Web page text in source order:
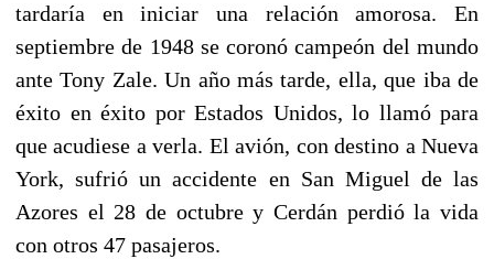
tardaría en iniciar una relación amorosa. En
septiembre de 1948 se coronó campeón del mundo
ante Tony Zale. Un año más tarde, ella, que iba de
éxito en éxito por Estados Unidos, lo llamó para
que acudiese a verla. El avión, con destino a Nueva
York, sufrió un accidente en San Miguel de las
Azores el 28 de octubre y Cerdán perdió la vida
con otros 47 pasajeros.